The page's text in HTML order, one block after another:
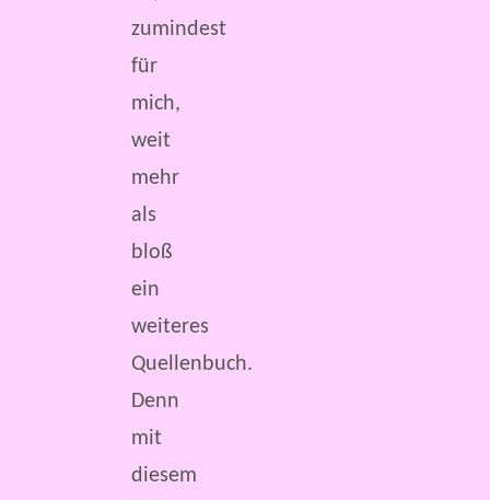
zumindest
für
mich,
weit
mehr
als
bloß
ein
weiteres
Quellenbuch.
Denn
mit
diesem